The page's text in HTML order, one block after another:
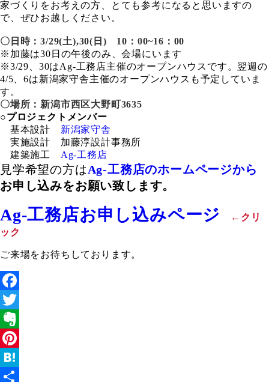
家づくりをお考えの方、とても参考になると思いますの
で、ぜひお越しください。
〇日時：3/29(土),30(日) 10：00~16：00
※加藤は30日の午後のみ、会場にいます
※3/29、30はAg-工務店主催のオープンハウスです。翌週の
4/5、6は新潟家守舎主催のオープンハウスも予定していま
す。
〇場所：新潟市西区大野町3635
○プロジェクトメンバー
基本設計 新潟家守舎
実施設計 加藤淳設計事務所
建築施工 Ag-工務店
見学希望の方はAg-工務店のホームページから
お申し込みをお願い致します。
Ag-工務店お申し込みページ
←クリ
ック
ご来場をお待ちしております。
Facebook
Twitter
Evernote
Pinterest
Hatena